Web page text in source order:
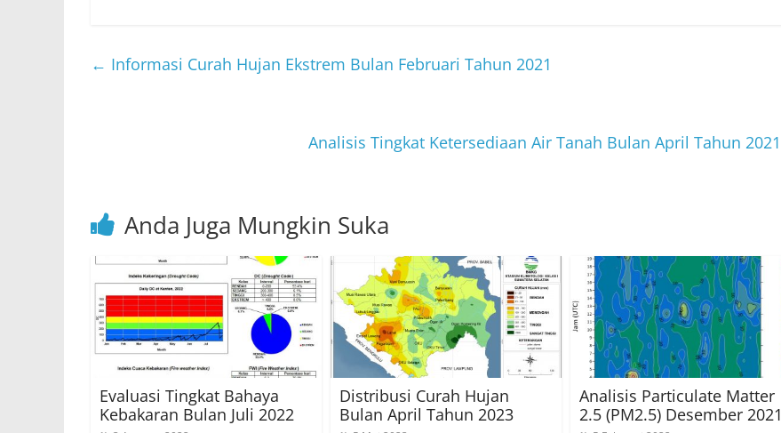
s er e l
← Informasi Curah Hujan Ekstrem Bulan Februari Tahun 2021
Analisis Tingkat Ketersediaan Air Tanah Bulan April Tahun 2021
Anda Juga Mungkin Suka
Evaluasi Tingkat Bahaya
Kebakaran Bulan Juli 2022
Distribusi Curah Hujan
Bulan April Tahun 2023
Analisis Particulate Matter
2.5 (PM2.5) Desember 2021